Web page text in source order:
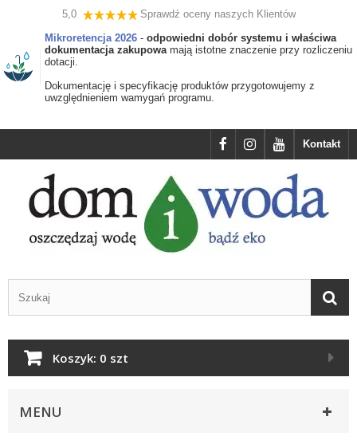
5,0
Sprawdź oceny naszych Klientów
Mikroretencja 2026 - odpowiedni dobór systemu i właściwa
dokumentacja zakupowamają istotne znaczenie przy rozliczeniu
dotacji.
Dokumentację i specyfikację produktów przygotowujemy z
uwzględnieniem wamygań programu.
Kontakt
Koszyk: 0 szt
MENU